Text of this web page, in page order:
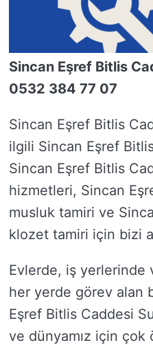
Sincan Eşref Bitlis
0532 384 77 07
Sincan Eşref Bitlis
ilgili Sincan Eşref
Sincan Eşref Bitlis
hizmetleri, Sincan
musluk tamiri ve
klozet tamiri için bizi
Evlerde, iş yerlerinde
her yerde görev alan
Eşref Bitlis Caddesi
ve dünyamız için çok